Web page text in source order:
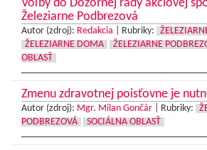
Voľby do Dozornej rady akciovej
Železiarne Podbrezová
Autor (zdroj): Redakcia Rubriky:
ŽELEZIARNE DOMA
ŽELEZIARNE
OBLASŤ
Zmenu zdravotnej poisťovne je
Autor (zdroj): Mgr. Milan Gončár Rubriky:
PODBREZOVÁ
SOCIÁLNA OBLASŤ